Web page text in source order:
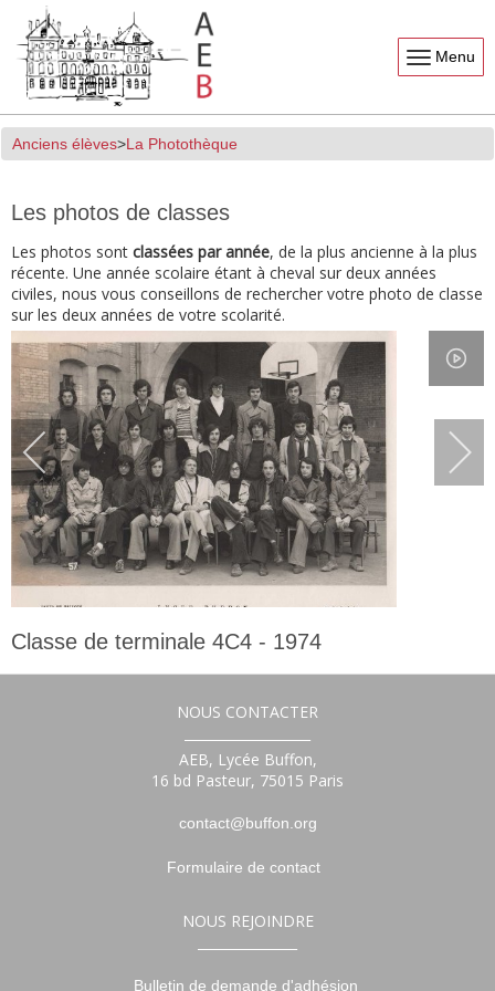
Menu
Anciens élèves La Photothèque
Les photos de classes
Les photos sont classées par année, de la plus ancienne à la plus
récente. Une année scolaire étant à cheval sur deux années
civiles, nous vous conseillons de rechercher votre photo de classe
sur les deux années de votre scolarité.
Classe de terminale 4C4 - 1974
Terminale
NOUS CONTACTER
AEB, Lycée Buffon,
16 bd Pasteur, 75015 Paris
contact@buffon.org
Formulaire de contact
NOUS REJOINDRE
Bulletin de demande d'adhésion